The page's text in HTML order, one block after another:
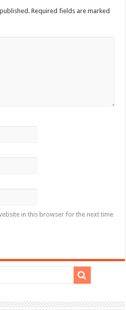
Required fields are marked
in this browser for the next time